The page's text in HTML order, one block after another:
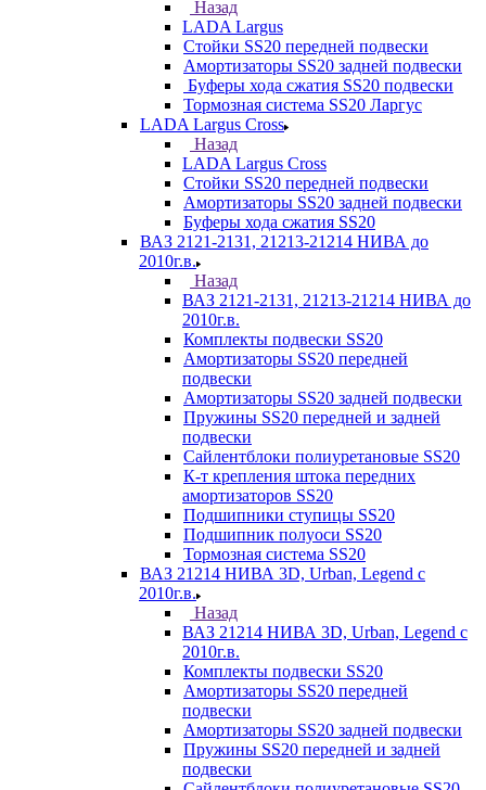
Назад
LADA Largus
Стойки SS20 передней подвески
Амортизаторы SS20 задней подвески
Буферы хода сжатия SS20 подвески
Тормозная система SS20 Ларгус
LADA Largus Cross
Назад
LADA Largus Cross
Стойки SS20 передней подвески
Амортизаторы SS20 задней подвески
Буферы хода сжатия SS20
ВАЗ 2121-2131, 21213-21214 НИВА до
2010г.в.
Назад
ВАЗ 2121-2131, 21213-21214 НИВА до
2010г.в.
Комплекты подвески SS20
Амортизаторы SS20 передней
подвески
Амортизаторы SS20 задней подвески
Пружины SS20 передней и задней
подвески
Сайлентблоки полиуретановые SS20
К-т крепления штока передних
амортизаторов SS20
Подшипники ступицы SS20
Подшипник полуоси SS20
Тормозная система SS20
ВАЗ 21214 НИВА 3D, Urban, Legend c
2010г.в.
Назад
ВАЗ 21214 НИВА 3D, Urban, Legend c
2010г.в.
Комплекты подвески SS20
Амортизаторы SS20 передней
подвески
Амортизаторы SS20 задней подвески
Пружины SS20 передней и задней
подвески